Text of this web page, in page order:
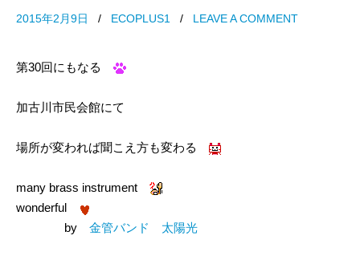
2015年2月9日 / ECOPLUS1 / LEAVE A COMMENT
第30回にもなる
加古川市民会館にて
場所が変われば聞こえ方も変わる
many brass instrument
wonderful
by 金管バンド 太陽光